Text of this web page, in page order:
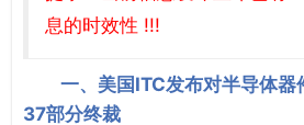
息的时效性 !!!
一、美国ITC发布对半导体
37部分终裁